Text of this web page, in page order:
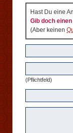
Hast Du eine
Gib doch
(Aber keinen
(Pflichtfeld)